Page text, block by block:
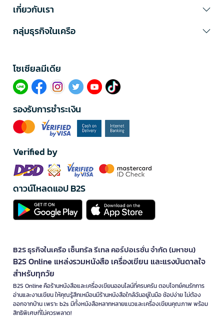
เกี่ยวกับเรา
กลุ่มธุรกิจในเครือ
โซเซียลมีเดีย​
รองรับการชำระเงิน
Verified by
ดาวน์โหลดแอป B2S
B2S ธุรกิจในเครือ เซ็นทรัล รีเทล คอร์ปอเรชั่น จำกัด (มหาชน)
B2S Online แหล่งรวมหนังสือ เครื่องเขียน และแรงบันดาลใจ
สำหรับทุกวัย
B2S Online คือร้านหนังสือและเครื่องเขียนออนไลน์ที่ครบครัน ตอบโจทย์คนรักการ
อ่านและงานเขียน ให้คุณรู้สึกเหมือนมีร้านหนังสือใกล้ฉันอยู่ในมือ ช้อปง่าย ไม่ต้อง
ออกจากบ้าน เพราะ b2s มีทั้งหนังสือหลากหลายแนวและเครื่องเขียนคุณภาพ พร้อม
สิทธิพิเศษที่ไม่ควรพลาด!